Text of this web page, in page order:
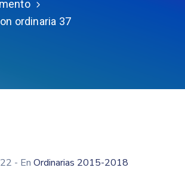
ordinaria 37
- En Ordinarias 2015-2018